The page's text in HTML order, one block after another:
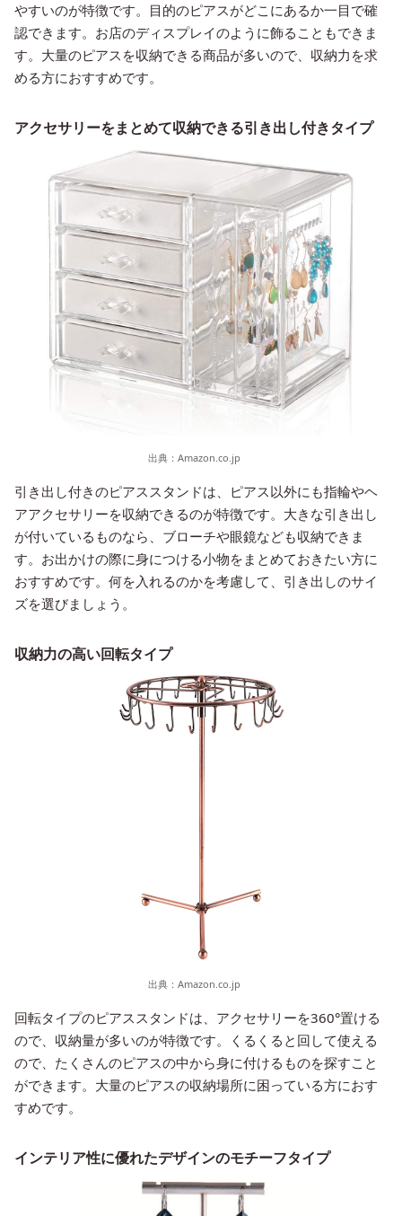
やすいのが特徴です。目的のピアスがどこにあるか一目で確
認できます。お店のディスプレイのように飾ることもできま
す。大量のピアスを収納できる商品が多いので、収納力を求
める方におすすめです。
アクセサリーをまとめて収納できる引き出し付きタイプ
出典： Amazon.co.jp
引き出し付きのピアススタンドは、ピアス以外にも指輪やヘ
アアクセサリーを収納できるのが特徴です。大きな引き出し
が付いているものなら、ブローチや眼鏡なども収納できま
す。お出かけの際に身につける小物をまとめておきたい方に
おすすめです。何を入れるのかを考慮して、引き出しのサイ
ズを選びましょう。
収納力の高い回転タイプ
出典： Amazon.co.jp
回転タイプのピアススタンドは、アクセサリーを360°置ける
ので、収納量が多いのが特徴です。くるくると回して使える
ので、たくさんのピアスの中から身に付けるものを探すこと
ができます。大量のピアスの収納場所に困っている方におす
すめです。
インテリア性に優れたデザインのモチーフタイプ